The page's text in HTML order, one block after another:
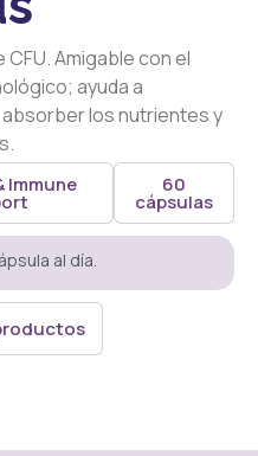
Amigable con el
ayuda a
los nutrientes y
Immune 60
cápsulas
al día.